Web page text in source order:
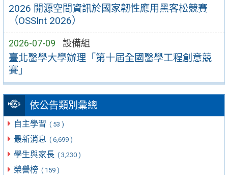
2026 開源空間資訊於國家韌性應用黑客松競賽
（OSSInt 2026）
2026-07-09 設備組
臺北醫學大學辦理「第十屆全國醫學工程創意競
賽」
依公告類別彙總
自主學習 ( 53 )
最新消息 ( 6,699 )
學生與家長 ( 3,230 )
榮譽榜 ( 159 )